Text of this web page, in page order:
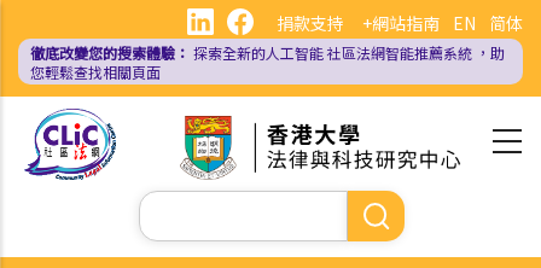
內
EN 简体
捐款支持 +網站指南
徹底改變您的搜索體驗： 探索全新的人工智能社區法網智能推薦系統 ，助
您輕鬆查找相關頁面
Search